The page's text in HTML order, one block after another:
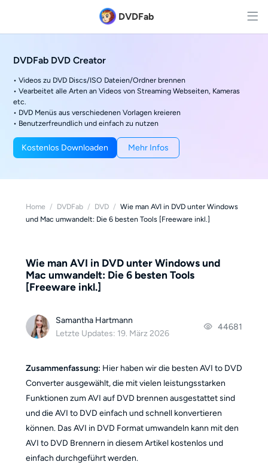
DVDFab
DVDFab DVD Creator
• Videos zu DVD Discs/ISO Dateien/Ordner brennen
• Vearbeitet alle Arten an Videos von Streaming Webseiten, Kameras
etc.
• DVD Menüs aus verschiedenen Vorlagen kreieren
• Benutzerfreundlich und einfach zu nutzen
Kostenlos Downloaden Mehr Infos
Home / DVDFab / DVD / Wie man AVI in DVD unter Windows
und Mac umwandelt: Die 6 besten Tools [Freeware inkl.]
Wie man AVI in DVD unter Windows und
Mac umwandelt: Die 6 besten Tools
[Freeware inkl.]
Samantha Hartmann
Letzte Updates: 19. März 2026
44681
Zusammenfassung: Hier haben wir die besten AVI to DVD
Converter ausgewählt, die mit vielen leistungsstarken
Funktionen zum AVI auf DVD brennen ausgestattet sind
und die AVI to DVD einfach und schnell konvertieren
können. Das AVI in DVD Format umwandeln kann mit den
AVI to DVD Brennern in diesem Artikel kostenlos und
einfach durchgeführt werden.